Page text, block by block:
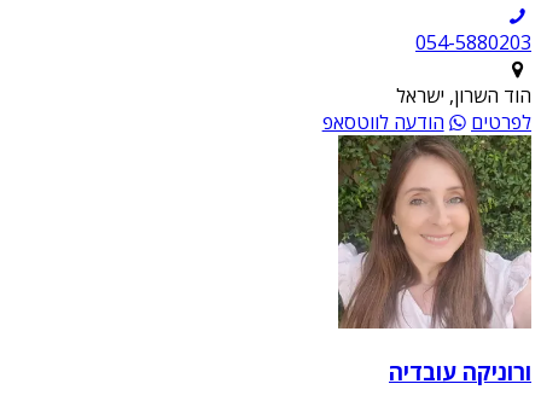
054-5880203
הוד השרון, ישראל
לפרטים
הודעה לווטסאפ
ורוניקה עובדיה